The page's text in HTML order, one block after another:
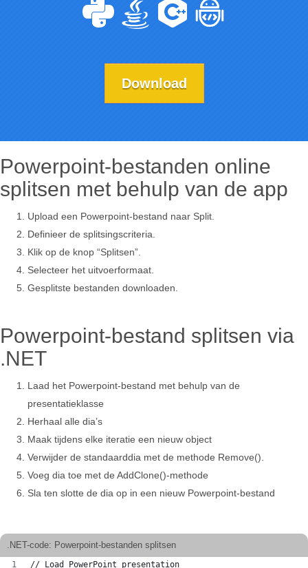
Download
Powerpoint-bestanden online
splitsen met behulp van de app
Upload een Powerpoint-bestand naar Split.
Definieer de splitsingscriteria.
Klik op de knop “Splitsen”.
Selecteer het uitvoerformaat.
Gesplitste bestanden downloaden.
Powerpoint-bestand splitsen via
.NET
Laad het Powerpoint-bestand met behulp van de
presentatieklasse
Herhaal alle dia’s
Maak tijdens elke iteratie een nieuw object
Verwijder de standaarddia met de methode Remove().
Voeg dia toe met de AddClone()-methode
Sla ten slotte de dia op in een nieuw Powerpoint-bestand
.NET-code: Powerpoint-bestanden splitsen
// Load PowerPoint presentation